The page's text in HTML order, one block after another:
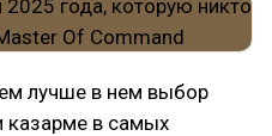
лучше в нем выбор
казарме в самых